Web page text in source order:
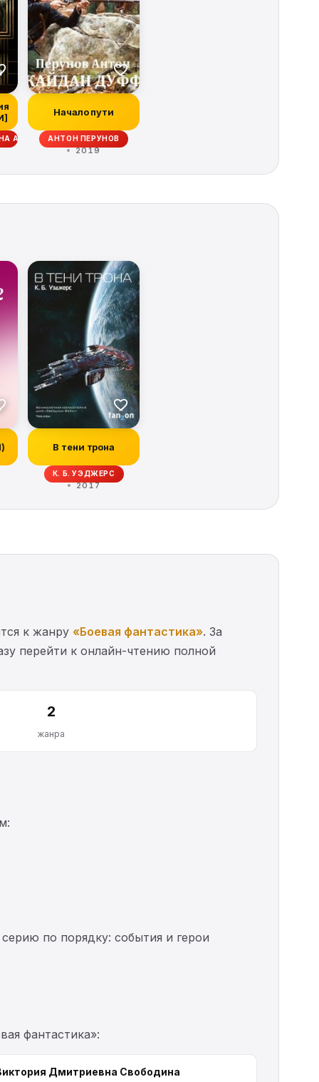
АМБАРЦУМОВА
Начало пути
АНТОН ПЕРУНОВ
2019
ИВОНН НАВАРРО, КИТ ДЕ КАНДИДО, РЭЙ ГАРТОН, КРИСТОФЕР
В тени трона
К. Б. УЭДЖЕРС
2017
к жанру «Боевая фантастика». За
перейти к онлайн-чтению полной
2
жанра
по порядку: события и герои
фантастика»:
Дмитриевна Свободина